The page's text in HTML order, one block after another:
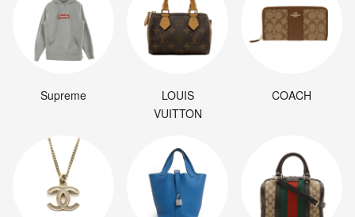
Supreme
LOUIS
VUITTON
COACH